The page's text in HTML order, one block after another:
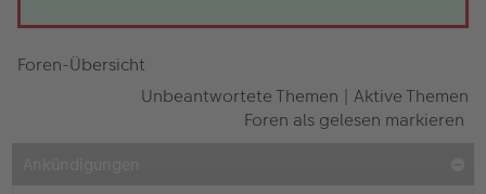
Foren-Übersicht
Unbeantwortete Themen | Aktive Themen
Foren als gelesen markieren